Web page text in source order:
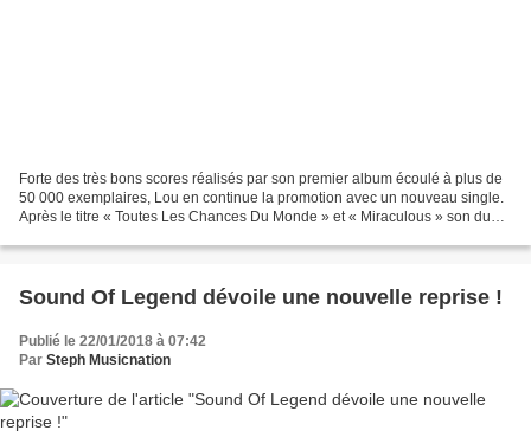
Forte des très bons scores réalisés par son premier album écoulé à plus de
50 000 exemplaires, Lou en continue la promotion avec un nouveau single.
Après le titre « Toutes Les Chances Du Monde » et « Miraculous » son duo
Sound Of Legend dévoile une nouvelle reprise !
Publié le 22/01/2018 à 07:42
Par Steph Musicnation